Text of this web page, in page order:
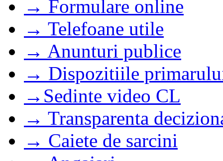
→ Formulare online
→ Telefoane utile
→ Anunturi publice
→ Dispozitiile
→Sedinte video CL
→ Transparenta
→ Caiete de sarcini